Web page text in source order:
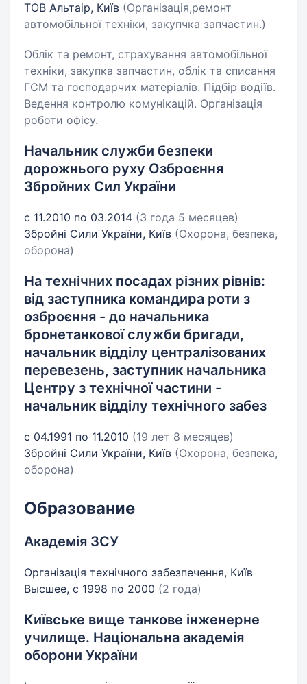
ТОВ Альтаір, Київ (Організація,ремонт
автомобільної техніки, закупчка запчастин.)
Облік та ремонт, страхування автомобільної
техніки, закупка запчастин, облік та списання
ГСМ та господарчих матеріалів. Підбір водіїв.
Ведення контролю комунікацій. Організація
роботи офісу.
Начальник служби безпеки
дорожнього руху Озброєння
Збройних Сил України
с 11.2010 по 03.2014 (3 года 5 месяцев)
Збройні Сили України, Київ (Охорона, безпека,
оборона)
На технічних посадах різних рівнів:
від заступника командира роти з
озброєння - до начальника
бронетанкової служби бригади,
начальник відділу централізованих
перевезень, заступник начальника
Центру з технічної частини -
начальник відділу технічного забез
с 04.1991 по 11.2010 (19 лет 8 месяцев)
Збройні Сили України, Київ (Охорона, безпека,
оборона)
Образование
Академія ЗСУ
Організація технічного забезпечення, Київ
Высшее, с 1998 по 2000 (2 года)
Київське вище танкове інженерне
училище. Національна академія
оборони України